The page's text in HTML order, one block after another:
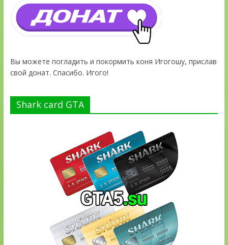
Вы можете погладить и покормить коня Игогошу, прислав
свой донат. Спасибо. Игого!
Shark card GTA